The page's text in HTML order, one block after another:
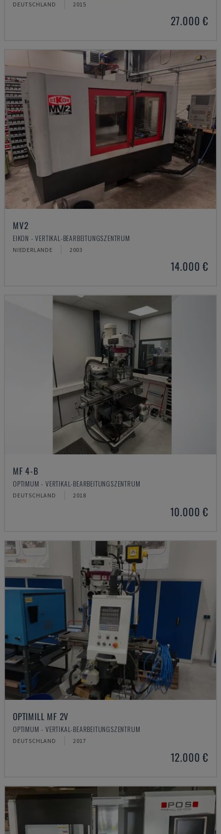
DEUTSCHLAND 2015
27.000 €
MV2
EIKON - VERTIKAL-BEARBEITUNGSZENTRUM
NIEDERLANDE 2003
14.000 €
MF 4-B
OPTIMUM - VERTIKAL-BEARBEITUNGSZENTRUM
DEUTSCHLAND 2018
10.000 €
OPTIMILL MF 2V
OPTIMUM - VERTIKAL-BEARBEITUNGSZENTRUM
DEUTSCHLAND 2017
12.000 €